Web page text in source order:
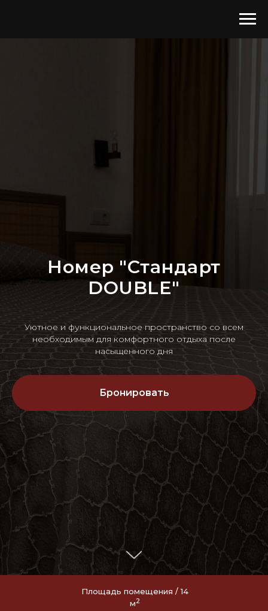
Номер "Стандарт
DOUBLE"
Уютное и функциональное пространство со всем
необходимым для комфортного отдыха после
насыщенного дня
Бронировать
Площадь помещения / 14
м2